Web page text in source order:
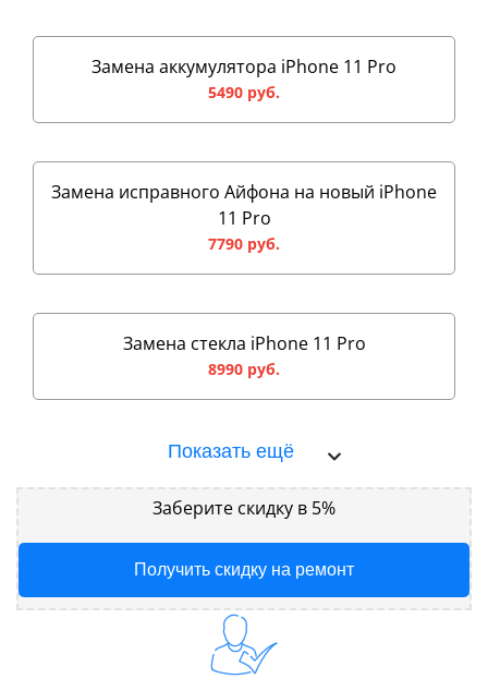
Замена аккумулятора iPhone 11 Pro
5490 руб.
Замена исправного Айфона на новый iPhone
11 Pro
7790 руб.
Замена стекла iPhone 11 Pro
8990 руб.
Показать ещё
Заберите скидку в 5%
Получить скидку на ремонт